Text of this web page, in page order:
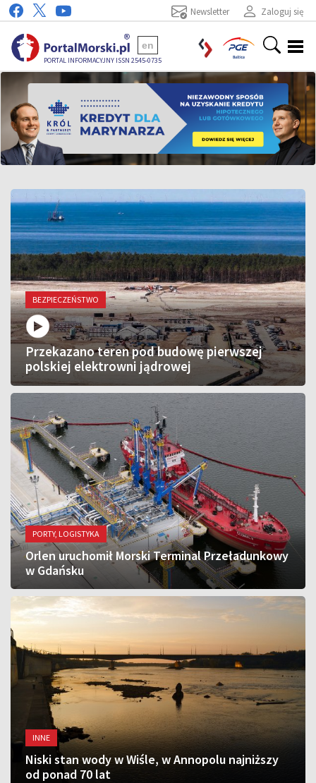
Zaloguj się
Newsletter
PORTAL INFORMACYJNY ISSN 2545-0735
en
BEZPIECZEŃSTWO
Przekazano teren pod budowę pierwszej
polskiej elektrowni jądrowej
PORTY, LOGISTYKA
Orlen uruchomił Morski Terminal Przeładunkowy
w Gdańsku
INNE
Niski stan wody w Wiśle, w Annopolu najniższy
od ponad 70 lat